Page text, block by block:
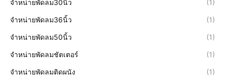
จำหน่ายพัดลม30นิ้ว (1)
จำหน่ายพัดลม36นิ้ว (1)
จำหน่ายพัดลม50นิ้ว (1)
จำหน่ายพัดลมชัตเตอร์ (1)
จำหน่ายพัดลมติดผนัง (1)